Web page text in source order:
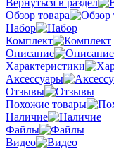
Обзор товара
Набор
Комплект
Описание
Характеристики
Аксессуары
Отзывы
Похожие товары
Наличие
Файлы
Видео